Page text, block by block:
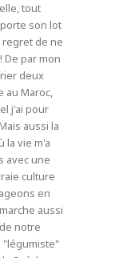
tout
son lot
de ne
De par mon
deux
au Maroc,
j'ai pour
aussi la
la vie m'a
avec une
culture
en
aussi
notre
"légumiste"